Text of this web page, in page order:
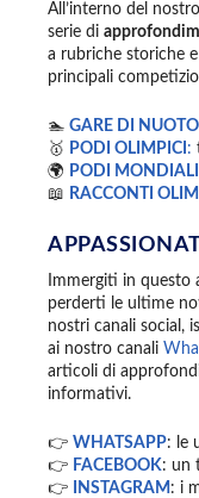
All’interno del
serie di
a rubriche storiche
principali
🏊 GARE DI NUOTO
🥇 PODI OLIMPICI :
🌍 PODI MONDIALI
📖 RACCONTI
Immergiti in
perderti le ultime
nostri canali social,
ai nostro canali
articoli di
informativi.
👉 WHATSAPP: le
👉 FACEBOOK: un
👉
INSTAGRAM : i